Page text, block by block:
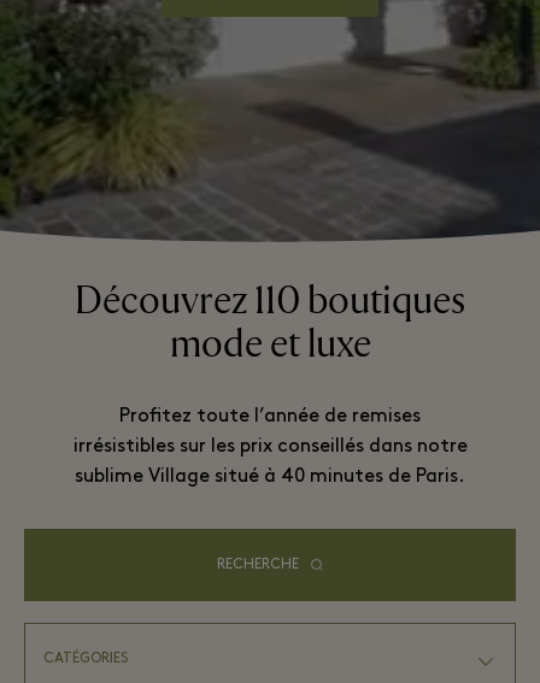
Découvrez 110 boutiques
mode et luxe
Profitez toute l’année de remises
irrésistibles sur les prix conseillés dans notre
sublime Village situé à 40 minutes de Paris.
RECHERCHE